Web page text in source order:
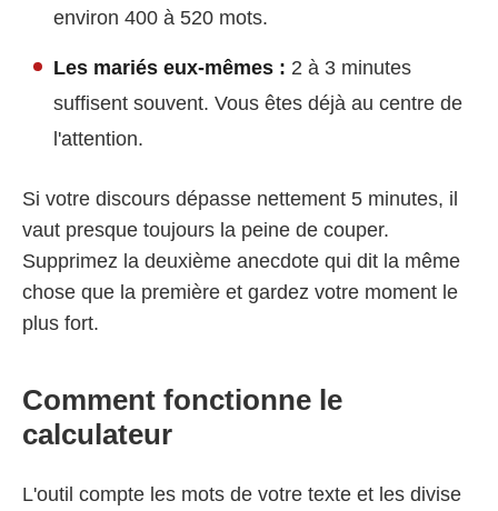
environ 400 à 520 mots.
Les mariés eux-mêmes : 2 à 3 minutes
suffisent souvent. Vous êtes déjà au centre de
l'attention.
Si votre discours dépasse nettement 5 minutes, il
vaut presque toujours la peine de couper.
Supprimez la deuxième anecdote qui dit la même
chose que la première et gardez votre moment le
plus fort.
Comment fonctionne le
calculateur
L'outil compte les mots de votre texte et les divise